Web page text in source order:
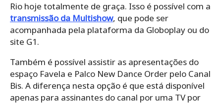
Rio hoje totalmente de graça. Isso é possível com a
transmissão da Multishow, que pode ser
acompanhada pela plataforma da Globoplay ou do
site G1.
Também é possível assistir as apresentações do
espaço Favela e Palco New Dance Order pelo Canal
Bis. A diferença nesta opção é que está disponível
apenas para assinantes do canal por uma TV por